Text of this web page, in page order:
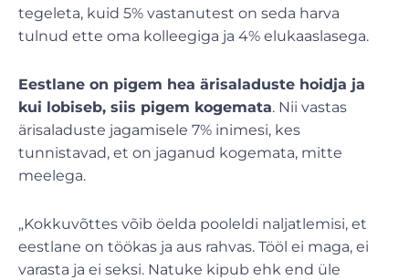
tegeleta, kuid 5% vastanutest on seda harva
tulnud ette oma kolleegiga ja 4% elukaaslasega.
Eestlane on pigem hea ärisaladuste hoidja ja
kui lobiseb, siis pigem kogemata. Nii vastas
ärisaladuste jagamisele 7% inimesi, kes
tunnistavad, et on jaganud kogemata, mitte
meelega.
„Kokkuvõttes võib öelda pooleldi naljatlemisi, et
eestlane on töökas ja aus rahvas. Tööl ei maga, ei
varasta ja ei seksi. Natuke kipub ehk end üle